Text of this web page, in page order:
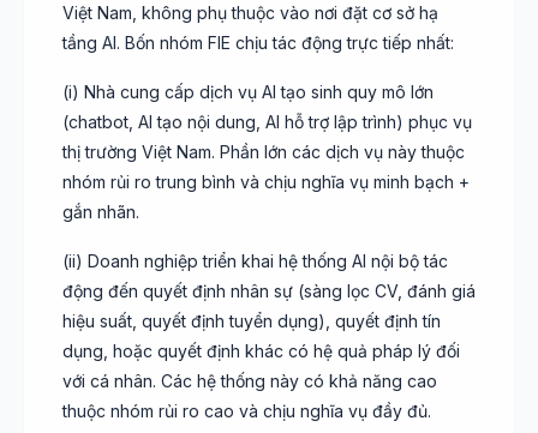
Việt Nam, không phụ thuộc vào nơi đặt cơ sở hạ
tầng AI. Bốn nhóm FIE chịu tác động trực tiếp nhất:
(i) Nhà cung cấp dịch vụ AI tạo sinh quy mô lớn
(chatbot, AI tạo nội dung, AI hỗ trợ lập trình) phục vụ
thị trường Việt Nam. Phần lớn các dịch vụ này thuộc
nhóm rủi ro trung bình và chịu nghĩa vụ minh bạch +
gắn nhãn.
(ii) Doanh nghiệp triển khai hệ thống AI nội bộ tác
động đến quyết định nhân sự (sàng lọc CV, đánh giá
hiệu suất, quyết định tuyển dụng), quyết định tín
dụng, hoặc quyết định khác có hệ quả pháp lý đối
với cá nhân. Các hệ thống này có khả năng cao
thuộc nhóm rủi ro cao và chịu nghĩa vụ đầy đủ.